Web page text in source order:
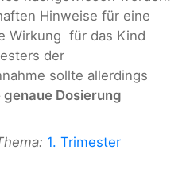
Hinweise für eine
Wirkung für das Kind
der
sollte allerdings
Dosierung
1. Trimester